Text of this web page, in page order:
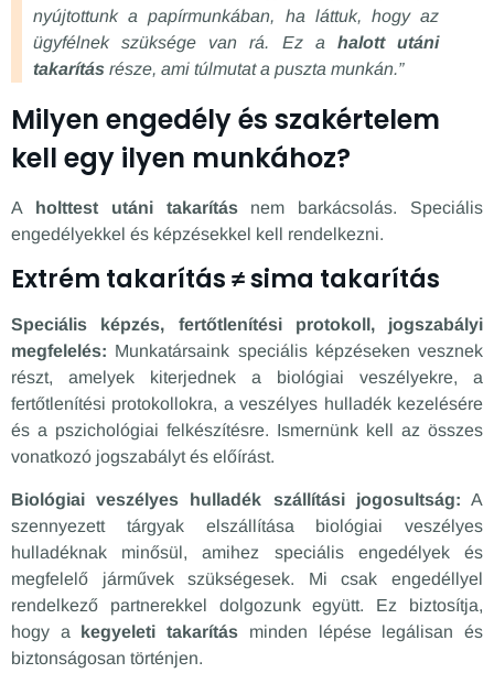
nyújtottunk a papírmunkában, ha láttuk, hogy az
ügyfélnek szüksége van rá. Ez a halott utáni
takarítás része, ami túlmutat a puszta munkán.”
Milyen engedély és szakértelem
kell egy ilyen munkához?
A holttest utáni takarításnem barkácsolás. Speciális
engedélyekkel és képzésekkel kell rendelkezni.
Extrém takarítás ≠ sima takarítás
Speciális képzés, fertőtlenítési protokoll, jogszabályi
megfelelés: Munkatársaink speciális képzéseken vesznek
részt, amelyek kiterjednek a biológiai veszélyekre, a
fertőtlenítési protokollokra, a veszélyes hulladék kezelésére
és a pszichológiai felkészítésre. Ismernünk kell az összes
vonatkozó jogszabályt és előírást.
Biológiai veszélyes hulladék szállítási jogosultság: A
szennyezett tárgyak elszállítása biológiai veszélyes
hulladéknak minősül, amihez speciális engedélyek és
megfelelő járművek szükségesek. Mi csak engedéllyel
rendelkező partnerekkel dolgozunk együtt. Ez biztosítja,
hogy a kegyeleti takarítás minden lépése legálisan és
biztonságosan történjen.